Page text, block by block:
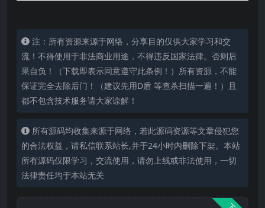
注：所有资源来源于网络，分享目的仅供大家学习和交
流！不得使用于非法商业用途，不得违反国家法律。否则后
果自负！（下载即表示同意遵守此条例！）所有资源，不能
保证完全去除后门！（建议先用D盾 等查杀扫描一遍！）且
都不包含技术服务请大家谅解！
所有源码均收集来源于网络，若此源码资源等文章侵犯您
的合法权益，请私信联系站长,并于24小时内删除下架。本站
所有源码仅限学习，交流使用，请勿上线或非法使用，一切
法律责任均于本站无关